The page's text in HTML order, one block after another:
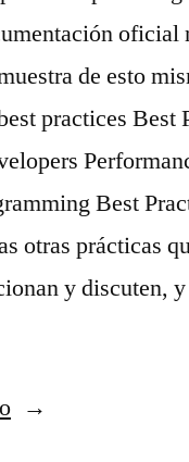
oficial
de esto
practices Best
Best
otras prácticas
y discuten,
«Buenas